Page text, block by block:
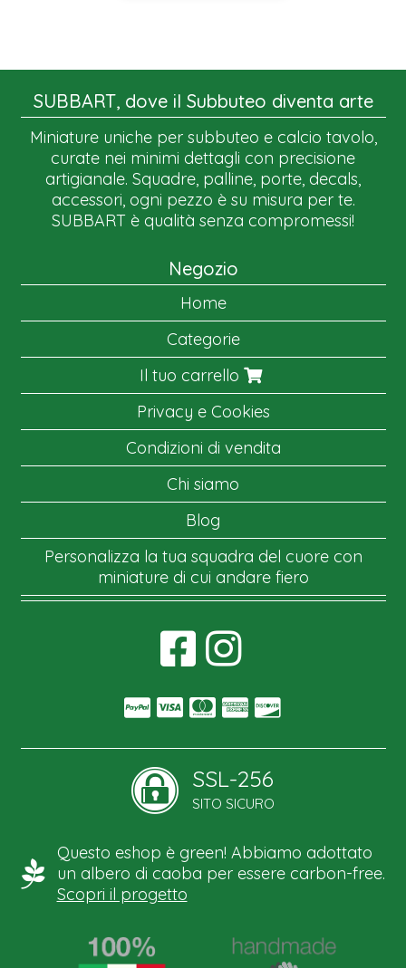
SUBBART, dove il Subbuteo diventa arte
Miniature uniche per subbuteo e calcio tavolo,
curate nei minimi dettagli con precisione
artigianale. Squadre, palline, porte, decals,
accessori, ogni pezzo è su misura per te.
SUBBART è qualità senza compromessi!
Negozio
Home
Categorie
Il tuo carrello
Privacy e Cookies
Condizioni di vendita
Chi siamo
Blog
Personalizza la tua squadra del cuore con
miniature di cui andare fiero
SSL-256
SITO SICURO
Questo eshop è green! Abbiamo adottato
un albero di caoba per essere carbon-free.
Scopri il progetto